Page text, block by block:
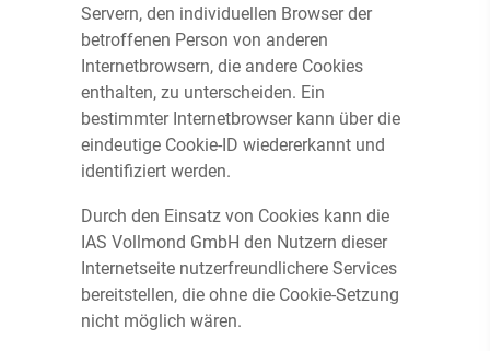
Servern, den individuellen Browser der
betroffenen Person von anderen
Internetbrowsern, die andere Cookies
enthalten, zu unterscheiden. Ein
bestimmter Internetbrowser kann über die
eindeutige Cookie-ID wiedererkannt und
identifiziert werden.
Durch den Einsatz von Cookies kann die
IAS Vollmond GmbH den Nutzern dieser
Internetseite nutzerfreundlichere Services
bereitstellen, die ohne die Cookie-Setzung
nicht möglich wären.